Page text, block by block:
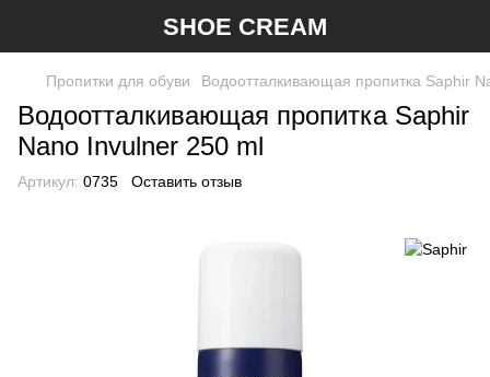
SHOE CREAM
Пропитки для обуви Водоотталкивающая пропитка Saphir
Водоотталкивающая пропитка Saphir
Nano Invulner 250 ml
Артикул: 0735 Оставить отзыв